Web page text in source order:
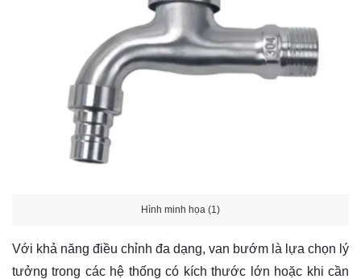
Hình minh họa (1)
Với khả năng điều chỉnh đa dạng, van bướm là lựa chọn lý
tưởng trong các hệ thống có kích thước lớn hoặc khi cần